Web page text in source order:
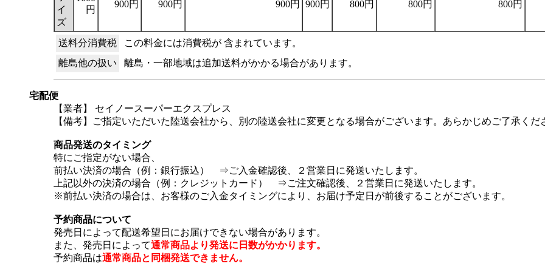
イ
ズ
円
900円 900円 900円 900円 800円 800円 800円
送料分消費税
この料金には消費税が 含まれています。
離島他の扱い
離島・一部地域は追加送料がかかる場合があります。
宅配便
【業者】 セイノースーパーエクスプレス
【備考】ご指定いただいた陸送会社から、別の陸送会社に変更となる場合がございます。あらかじめご了承くだ
商品発送のタイミング
特にご指定がない場合、
前払い決済の場合（例：銀行振込） ⇒ご入金確認後、２営業日に発送いたします。
上記以外の決済の場合（例：クレジットカード） ⇒ご注文確認後、２営業日に発送いたします。
※前払い決済の場合は、お客様のご入金タイミングにより、お届け予定日が前後することがございます。
予約商品について
発売日によって配送希望日にお届けできない場合があります。
また、発売日によって通常商品より発送に日数がかかります。
予約商品は通常商品と同梱発送できません。